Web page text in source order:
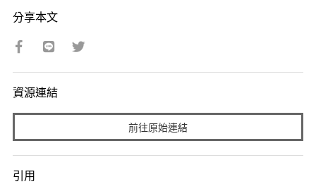
分享本文
資源連結
前往原始連結
引用